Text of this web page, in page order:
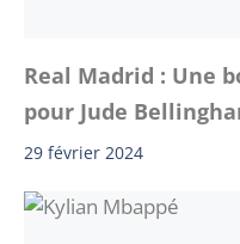
Real Madrid : Une
pour Jude
29 février 2024